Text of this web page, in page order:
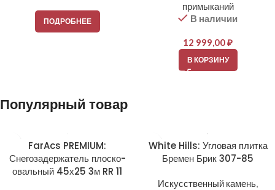
ПОДРОБНЕЕ
примыканий
В наличии
12 999,00₽
В КОРЗИНУ
Популярный товар
FarAcs PREMIUM:
Снегозадержатель плоско-
овальный 45х25 3м RR 11
White Hills: Угловая плитка
Бремен Брик 307-85
Искусственный камень,